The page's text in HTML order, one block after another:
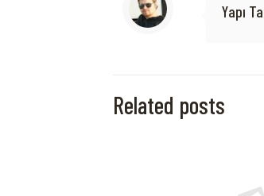
Yapı
Related posts